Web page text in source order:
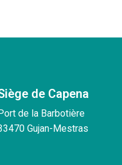
de Capena
de la Barbotière
Gujan-Mestras